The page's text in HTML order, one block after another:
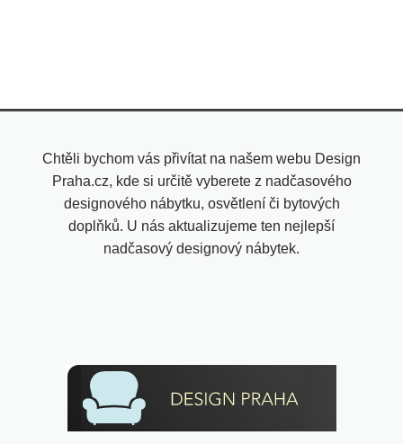
Chtěli bychom vás přivítat na našem webu Design
Praha.cz, kde si určitě vyberete z nadčasového
designového nábytku, osvětlení či bytových
doplňků. U nás aktualizujeme ten nejlepší
nadčasový designový nábytek.